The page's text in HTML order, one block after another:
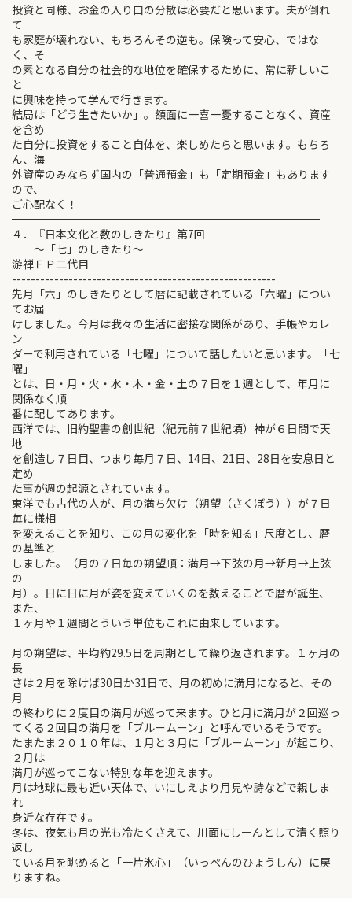
投資と同様、お金の入り口の分散は必要だと思います。夫が倒れ
て
も家庭が壊れない、もちろんその逆も。保険って安心、ではな
く、そ
の素となる自分の社会的な地位を確保するために、常に新しいこ
と
に興味を持って学んで行きます。
結局は「どう生きたいか」。額面に一喜一憂することなく、資産
を含め
た自分に投資をすること自体を、楽しめたらと思います。もちろ
ん、海
外資産のみならず国内の「普通預金」も「定期預金」もあります
ので、
ご心配なく！
━━━━━━━━━━━━━━━━━━━━━━━━━━━━
４．『日本文化と数のしきたり』第7回
～「七」のしきたり～
游禅ＦＰ二代目
--------------------------------------------------------
先月「六」のしきたりとして暦に記載されている「六曜」につい
てお届
けしました。今月は我々の生活に密接な関係があり、手帳やカレ
ン
ダーで利用されている「七曜」について話したいと思います。「七
曜」
とは、日・月・火・水・木・金・土の７日を１週として、年月に
関係なく順
番に配してあります。
西洋では、旧約聖書の創世紀（紀元前７世紀頃）神が６日間で天
地
を創造し７日目、つまり毎月７日、14日、21日、28日を安息日と
定め
た事が週の起源とされています。
東洋でも古代の人が、月の満ち欠け（朔望（さくぼう））が７日
毎に様相
を変えることを知り、この月の変化を「時を知る」尺度とし、暦
の基準と
しました。（月の７日毎の朔望順：満月→下弦の月→新月→上弦
の
月）。日に日に月が姿を変えていくのを数えることで暦が誕生、
また、
１ヶ月や１週間とういう単位もこれに由来しています。
月の朔望は、平均約29.5日を周期として繰り返されます。１ヶ月の
長
さは２月を除けば30日か31日で、月の初めに満月になると、その
月
の終わりに２度目の満月が巡って来ます。ひと月に満月が２回巡っ
てくる２回目の満月を「ブルームーン」と呼んでいるそうです。
たまたま２０１０年は、１月と３月に「ブルームーン」が起こり、
２月は
満月が巡ってこない特別な年を迎えます。
月は地球に最も近い天体で、いにしえより月見や詩などで親しま
れ
身近な存在です。
冬は、夜気も月の光も冷たくさえて、川面にしーんとして清く照り
返し
ている月を眺めると「一片氷心」（いっぺんのひょうしん）に戻
りますね。